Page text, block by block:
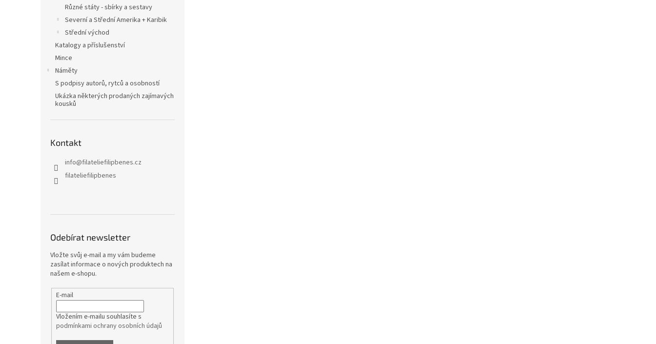
Různé státy - sbírky a sestavy
Severní a Střední Amerika + Karibik
Střední východ
Katalogy a příslušenství
Mince
Náměty
S podpisy autorů, rytců a osobností
Ukázka některých prodaných zajímavých
kousků
Kontakt
info@filateliefilipbenes.cz
filateliefilipbenes
Odebírat newsletter
Vložte svůj e-mail a my vám budeme
zasílat informace o nových produktech na
našem e-shopu.
E-mail
Vložením e-mailu souhlasíte s
podmínkami ochrany osobních údajů